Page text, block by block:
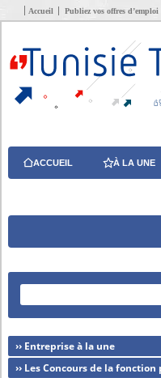
Accueil Publiez vos offres d’emploi
ACCUEIL À LA UNE
›› Entreprise à la une
›› Les Concours de la